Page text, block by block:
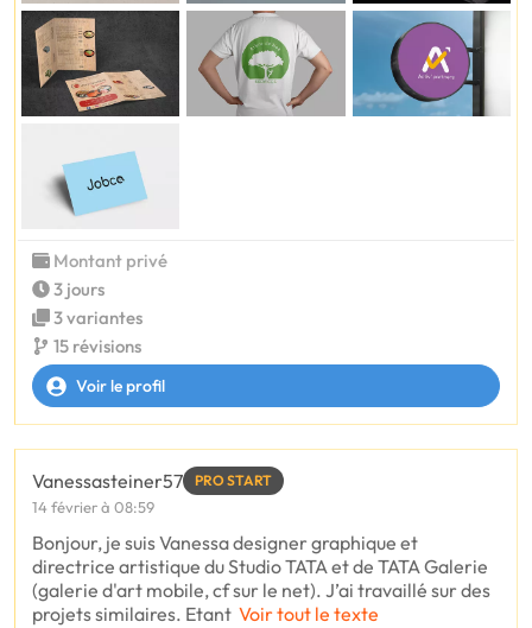
Montant privé
3 jours
3 variantes
15 révisions
Voir le profil
Vanessasteiner57 PRO START
14 février à 08:59
Bonjour, je suis Vanessa designer graphique et
directrice artistique du Studio TATA et de TATA Galerie
(galerie d'art mobile, cf sur le net). J’ai travaillé sur des
projets similaires. Etant Voir tout le texte